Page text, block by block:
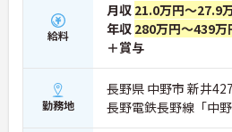
給料
月収 21.0万円～27.9
年収 280万円～439万
＋賞与
勤務地
長野県 中野市 新井
長野電鉄長野線「中